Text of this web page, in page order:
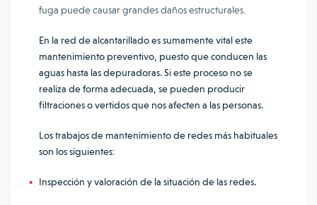
fuga puede causar grandes daños estructurales.
En la red de alcantarillado es sumamente vital este
mantenimiento preventivo, puesto que conducen las
aguas hasta las depuradoras. Si este proceso no se
realiza de forma adecuada, se pueden producir
filtraciones o vertidos que nos afecten a las personas.
Los trabajos de mantenimiento de redes más habituales
son los siguientes:
Inspección y valoración de la situación de las redes.